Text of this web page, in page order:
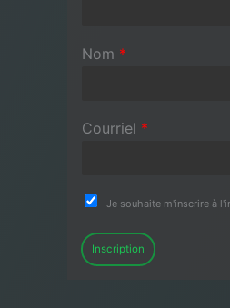
Nom *
Courriel *
Je souhaite m'inscrire à
Inscription